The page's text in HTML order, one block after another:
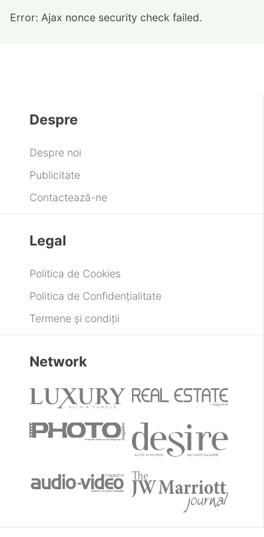
Error: Ajax nonce security check failed.
Despre
Despre noi
Publicitate
Contactează-ne
Legal
Politica de Cookies
Politica de Confidențialitate
Termene și condiții
Network